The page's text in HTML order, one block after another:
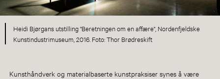
Heidi Bjørgans utstilling "Beretningen om en affære", Nordenfjeldske
Kunstindustrimuseum, 2016. Foto: Thor Brødreskift
Kunsthåndverk og materialbaserte kunstpraksiser synes å være